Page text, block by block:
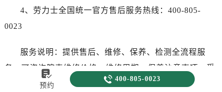
4、劳力士全国统一官方售后服务热线：400-805-
0023
服务说明：提供售后、维修、保养、检测全流程服
务，可咨询腕表维修价格、维修周期、保养注意事项，受
理腕表故障反馈、送修预约，解答售后相关各类疑问，直

预约
 400-805-0023